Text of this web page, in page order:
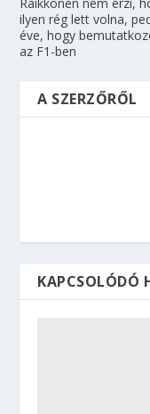
ilyen rég lett volna,
éve, hogy
az F1-ben
A SZERZŐRŐL
KAPCSOLÓDÓ